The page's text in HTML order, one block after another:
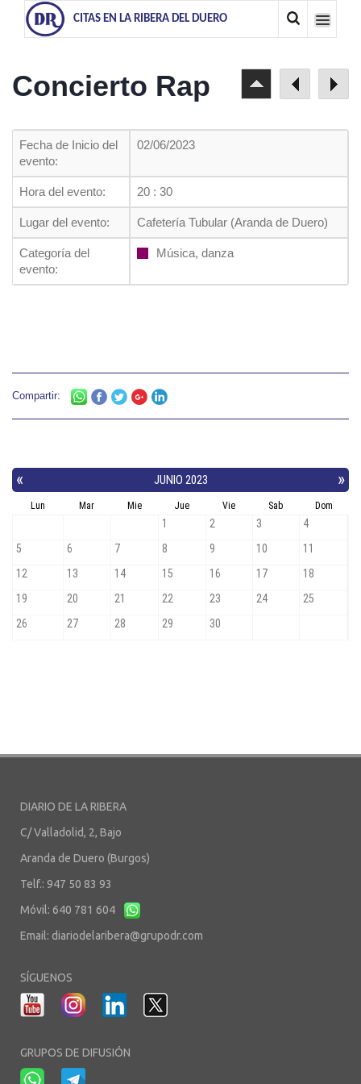
CITAS EN LA RIBERA DEL DUERO
Concierto Rap
Fecha de Inicio del
evento:
02/06/2023
Hora del evento: 20 : 30
Lugar del evento: Cafetería Tubular (Aranda de Duero)
Categoría del
evento:
Música, danza
Compartir:
DIARIO DE LA RIBERA
C/ Valladolid, 2, Bajo
Aranda de Duero (Burgos)
Telf.: 947 50 83 93
Móvil: 640 781 604
Email: diariodelaribera@grupodr.com
SÍGUENOS
GRUPOS DE DIFUSIÓN